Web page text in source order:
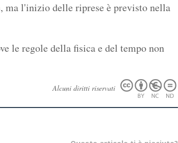
ma l'inizio delle riprese è previsto nella
le regole della fisica e del tempo non
Alcuni diritti riservati